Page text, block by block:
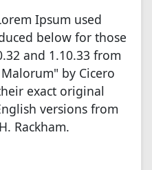
Ipsum used
below for those
and 1.10.33 from
by Cicero
exact original
versions from
Rackham.